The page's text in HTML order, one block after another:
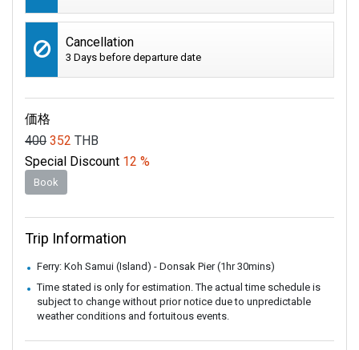
Cancellation
3 Days before departure date
価格
400 352 THB
Special Discount 12 %
Book
Trip Information
Ferry: Koh Samui (Island) - Donsak Pier (1hr 30mins)
Time stated is only for estimation. The actual time schedule is
subject to change without prior notice due to unpredictable
weather conditions and fortuitous events.